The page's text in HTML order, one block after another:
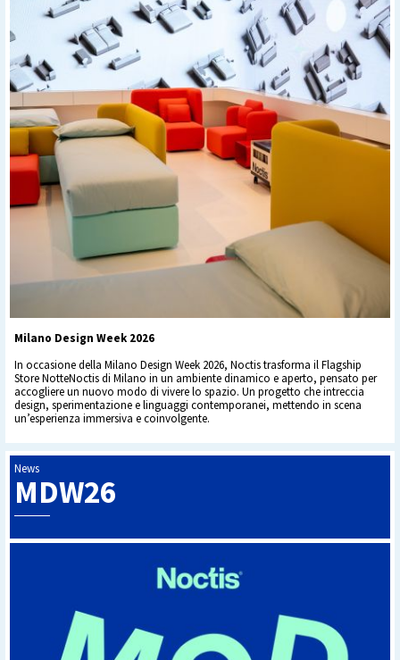
Milano Design Week 2026
In occasione della Milano Design Week 2026, Noctis trasforma il Flagship
Store NotteNoctis di Milano in un ambiente dinamico e aperto, pensato per
accogliere un nuovo modo di vivere lo spazio. Un progetto che intreccia
design, sperimentazione e linguaggi contemporanei, mettendo in scena
un’esperienza immersiva e coinvolgente.
News
MDW26